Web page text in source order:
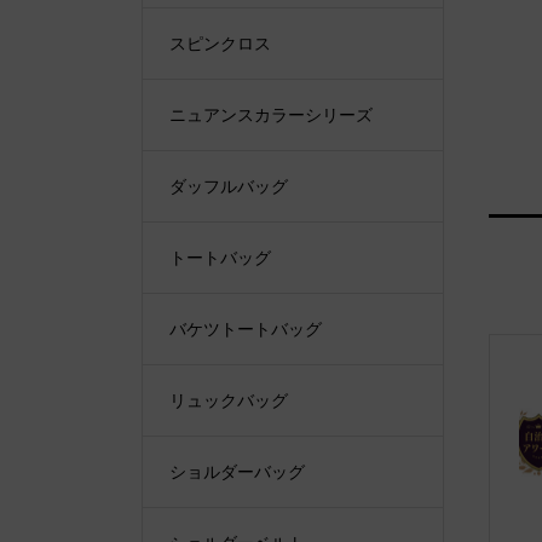
スピンクロス
ニュアンスカラーシリーズ
ダッフルバッグ
トートバッグ
バケツトートバッグ
リュックバッグ
ショルダーバッグ